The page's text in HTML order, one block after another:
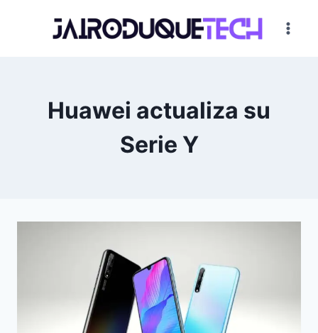
Huawei actualiza su
Serie Y